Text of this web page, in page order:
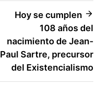
Hoy se cumplen
108 años del
nacimiento de Jean-
Paul Sartre, precursor
del Existencialismo